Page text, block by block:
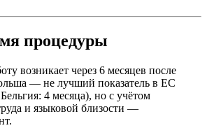
процедуры
возникает через 6 месяцев после
— не лучший показатель в ЕС
4 месяца), но с учётом
и языковой близости —